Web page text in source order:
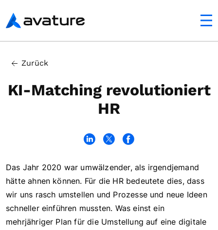
Avature
Zurück
KI-Matching revolutioniert
HR
Die Kunst, ähnliche Kompetenzen zu erkennen
Das Jahr 2020 war umwälzender, als irgendjemand
hätte ahnen können. Für die HR bedeutete dies, dass
wir uns rasch umstellen und Prozesse und neue Ideen
schneller einführen mussten. Was einst ein
mehrjähriger Plan für die Umstellung auf eine digitale